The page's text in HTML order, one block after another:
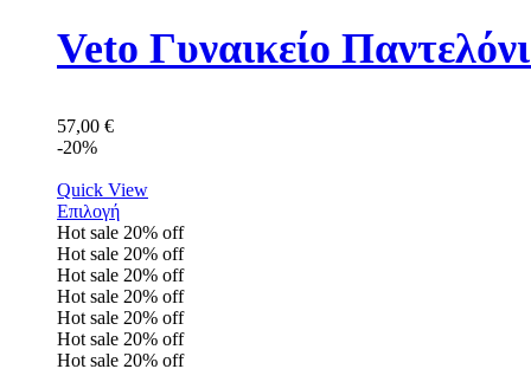
Veto Γυναικείο
57,00 €
-20%
Quick View
Επιλογή
Hot sale 20% off
Hot sale 20% off
Hot sale 20% off
Hot sale 20% off
Hot sale 20% off
Hot sale 20% off
Hot sale 20% off